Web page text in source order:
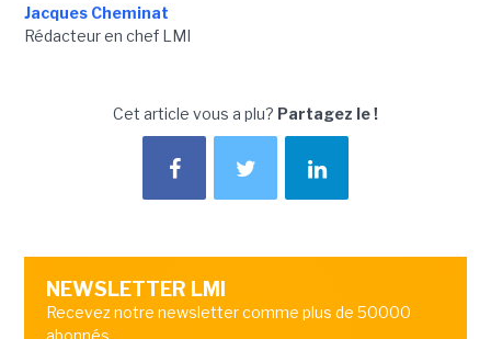
Jacques Cheminat
Rédacteur en chef LMI
Cet article vous a plu? Partagez le !
NEWSLETTER LMI
Recevez notre newsletter comme plus de 50000